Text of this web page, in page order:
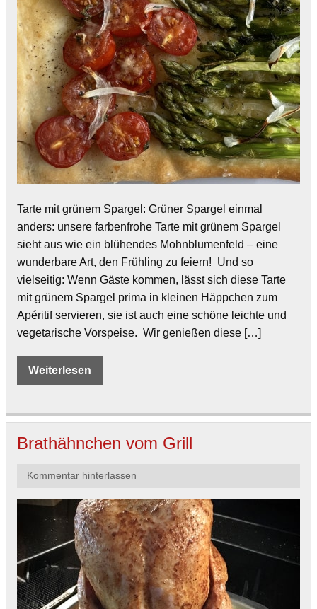
Tarte mit grünem Spargel: Grüner Spargel einmal
anders: unsere farbenfrohe Tarte mit grünem Spargel
sieht aus wie ein blühendes Mohnblumenfeld – eine
wunderbare Art, den Frühling zu feiern! Und so
vielseitig: Wenn Gäste kommen, lässt sich diese Tarte
mit grünem Spargel prima in kleinen Häppchen zum
Apéritif servieren, sie ist auch eine schöne leichte und
vegetarische Vorspeise. Wir genießen diese […]
Weiterlesen
Brathähnchen vom Grill
Kommentar hinterlassen